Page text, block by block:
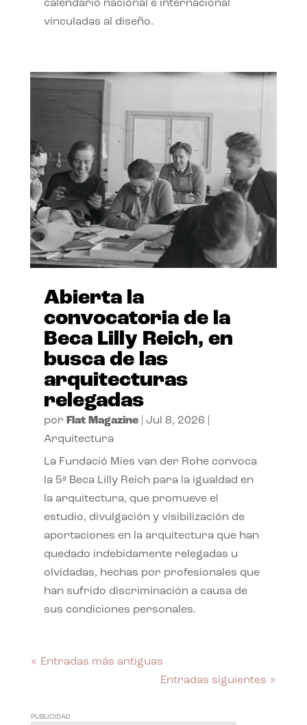
calendario nacional e internacional
vinculadas al diseño.
Abierta la
convocatoria de la
Beca Lilly Reich, en
busca de las
arquitecturas
relegadas
por Flat Magazine| Jul 8, 2026
Arquitectura
La Fundació Mies van der Rohe convoca
la 5ª Beca Lilly Reich para la igualdad en
la arquitectura, que promueve el
estudio, divulgación y visibilización de
aportaciones en la arquitectura que han
quedado indebidamente relegadas u
olvidadas, hechas por profesionales que
han sufrido discriminación a causa de
sus condiciones personales.
« Entradas más antiguas
Entradas siguientes »
PUBLICIDAD